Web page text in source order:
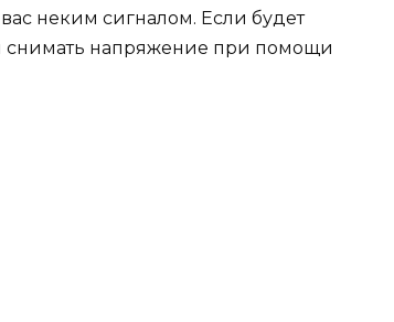
неким сигналом. Если будет
снимать напряжение при помощи